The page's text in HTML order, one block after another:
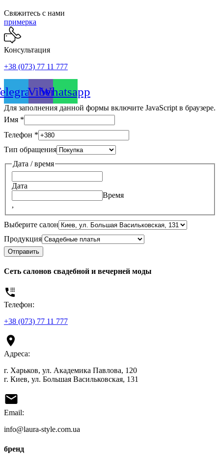
Свяжитесь с нами
примерка
Консультация
+38 (073) 77 11 777
ViberWhatsapp
Для заполнения данной формы включите JavaScript в браузере.
Имя *
Телефон *
Тип обращения
Дата / время
Дата
Время
,
Выберите салон
Продукция
Отправить
Сеть салонов свадебной и вечерней моды
Телефон:
+38 (073) 77 11 777
Адреса:
г. Харьков, ул. Академика Павлова, 120
г. Киев, ул. Большая Васильковская, 131
Email:
info@laura-style.com.ua
бренд